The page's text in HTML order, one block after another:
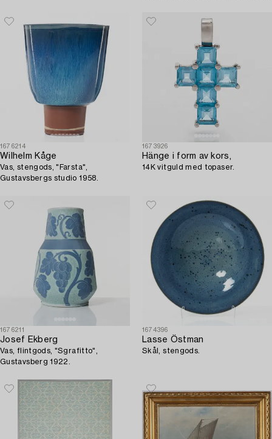
1676214
Wilhelm Kåge
Vas, stengods, "Farsta",
Gustavsbergs studio 1958.
1673926
Hänge i form av kors,
14K vitguld med topaser.
1676211
Josef Ekberg
Vas, flintgods, "Sgrafitto",
Gustavsberg 1922.
1674396
Lasse Östman
Skål, stengods.